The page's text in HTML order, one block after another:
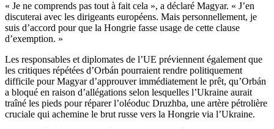
« Je ne comprends pas tout à fait cela », a déclaré Magyar. « J’en
discuterai avec les dirigeants européens. Mais personnellement, je
suis d’accord pour que la Hongrie fasse usage de cette clause
d’exemption. »
Les responsables et diplomates de l’UE préviennent également que
les critiques répétées d’Orbán pourraient rendre politiquement
difficile pour Magyar d’approuver immédiatement le prêt, qu’Orbán
a bloqué en raison d’allégations selon lesquelles l’Ukraine aurait
traîné les pieds pour réparer l’oléoduc Druzhba, une artère pétrolière
cruciale qui achemine le brut russe vers la Hongrie via l’Ukraine.